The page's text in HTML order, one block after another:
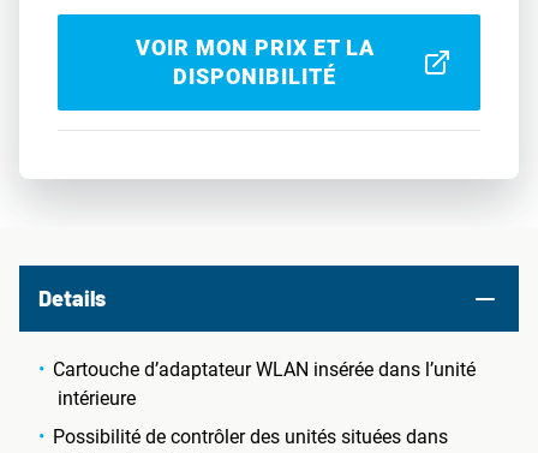
VOIR MON PRIX ET LA
DISPONIBILITÉ
Details
Cartouche d’adaptateur WLAN insérée dans l’unité
intérieure
Possibilité de contrôler des unités situées dans